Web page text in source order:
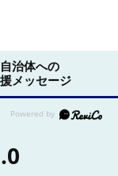
自治体への
メッセージ